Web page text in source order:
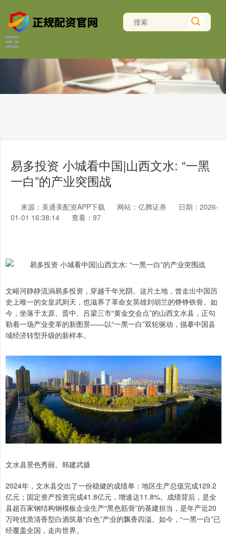
易多投资 小城看中国|山西文水: “一黑
一白”的产业突围战
来源：美通美配资APP下载 网站：亿腾证券
日期：2026-
01-01 16:38:14
查看：97
文峪河静静流淌易多投资，穿越千年光阴。这片土地，曾走出中国历
史上唯一的女皇武则天，也滋养了革命女英雄刘胡兰的铮铮铁骨。如
今，坐落于太原、晋中、吕梁三市“黄金交会点”的山西文水县，正勾
勒着一场产业变革的新图景——以“一黑一白”双轮驱动，描摹中国县
域经济转型升级的新样本。
文水县景色秀丽。韩建武摄
2024年，文水县交出了一份稳健的成绩单：地区生产总值完成129.2
亿元；固定资产投资完成41.8亿元，增速达11.8%。成绩背后，是全
县超百家钢结构钢模板企业生产“黑色筋骨”的基建担当，是年产近20
万吨优质清香型白酒筑基“白色”产业的飘香四溢。如今，“一黑一白”已
经覆盖全国，走向世界。